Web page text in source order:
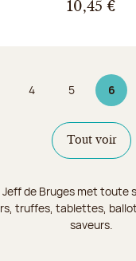
10,45 €
Page
4 Page
5 6Page
Tout voir
de Bruges met toute
truffes, tablettes,
saveurs.